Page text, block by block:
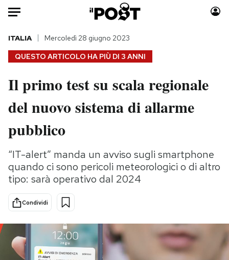
Auto
HOME
Italia
Politica
Tecnologia
Scienza
Cultura
Sport
Moda
Consumismi
Media
Europa
PODCAST
QUESTO ARTICOLO HA PIÙ DI 3 ANNI
ITALIA Mercoledì 28 giugno 2023
Il primo test su scala regionale
del nuovo sistema di allarme
pubblico
“IT-alert” manda un avviso sugli smartphone
quando ci sono pericoli meteorologici o di altro
tipo: sarà operativo dal 2024
Condividi